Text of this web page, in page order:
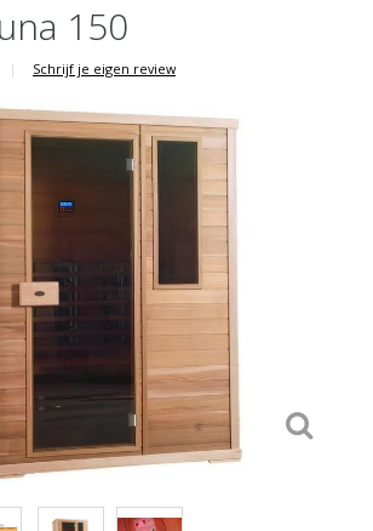
150
| Schrijf je eigen review